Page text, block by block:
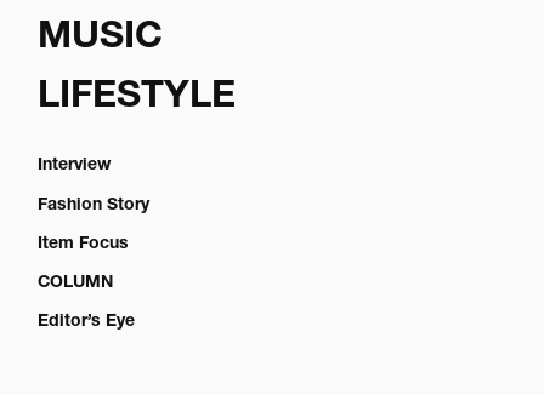
MUSIC
LIFESTYLE
Interview
Fashion Story
Item Focus
COLUMN
Editor’s Eye